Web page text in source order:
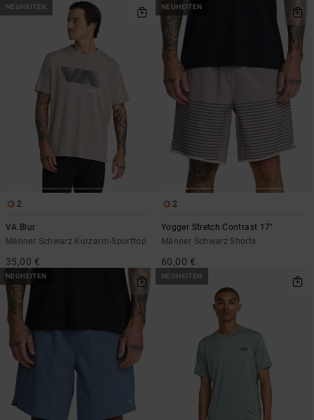
NEUHEITEN
2
VA Blur
Männer Schwarz Kurzarm-Sporttop
35,00 €
NEUHEITEN
2
Yogger Stretch Contrast 17"
Männer Schwarz Shorts
60,00 €
NEUHEITEN NEUHEITEN